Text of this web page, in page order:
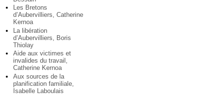
Les Bretons
d’Aubervilliers, Catherine
Kernoa
La libération
d’Aubervilliers, Boris
Thiolay
Aide aux victimes et
invalides du travail,
Catherine Kernoa
Aux sources de la
planification familiale,
Isabelle Laboulais